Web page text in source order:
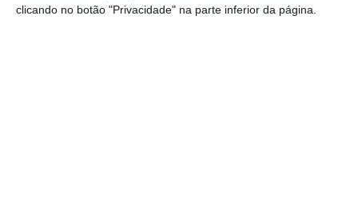
clicando no botão "Privacidade" na parte inferior da página.